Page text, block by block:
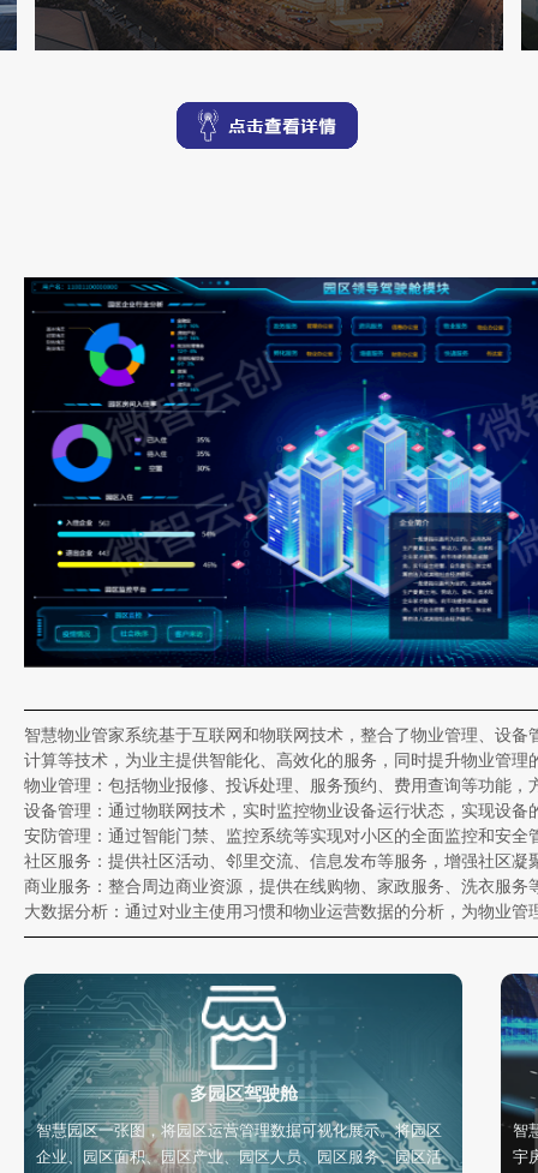
智慧物业管家系统基于互联网和物联网技术，整合了物业管理、设
计算等技术，为业主提供智能化、高效化的服务，同时提升物业管理
物业管理：包括物业报修、投诉处理、服务预约、费用查询等功能，
设备管理：通过物联网技术，实时监控物业设备运行状态，实现设
安防管理：通过智能门禁、监控系统等实现对小区的全面监控和安全
社区服务：提供社区活动、邻里交流、信息发布等服务，增强社区凝
商业服务：整合周边商业资源，提供在线购物、家政服务、洗衣服
大数据分析：通过对业主使用习惯和物业运营数据的分析，为物业
多园区驾驶舱
智慧园区一张图，将园区运营管理数据可视化展示。将园区
企业、园区面积、园区产业、园区人员、园区服务、园区活
智
宇